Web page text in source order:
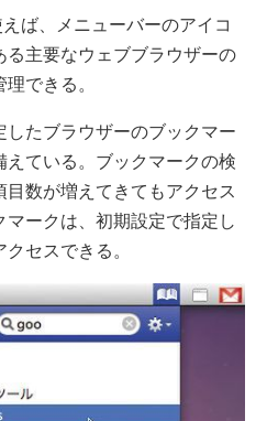
えば、メニューバーのアイコ
る主要なウェブブラウザーの
できる。
たブラウザーのブックマー
えている。ブックマークの検
数が増えてきてもアクセス
マークは、初期設定で指定し
セスできる。